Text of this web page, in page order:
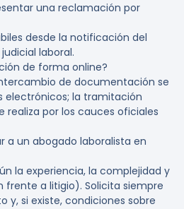
una reclamación por
desde la notificación del
laboral.
de forma online?
de documentación se
electrónicos; la tramitación
realiza por los cauces oficiales
un abogado laboralista en
la experiencia, la complejidad y
a litigio). Solicita siempre
y, si existe, condiciones sobre